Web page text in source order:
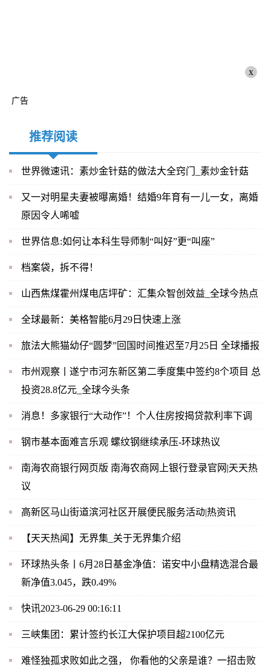
x
广告
推荐阅读
世界微速讯：素炒金针菇的做法大全窍门_素炒金针菇
又一对明星夫妻被曝离婚！结婚9年育有一儿一女，离婚
原因令人唏嘘
世界信息:如何让本科生导师制“叫好”更“叫座”
档案袋，拆不得！
山西焦煤霍州煤电店坪矿：汇集众智创效益_全球今热点
全球最新：美格智能6月29日快速上涨
旅法大熊猫幼仔“圆梦”回国时间推迟至7月25日 全球播报
市州观察丨遂宁市河东新区第二季度集中签约8个项目 总
投资28.8亿元_全球今头条
消息！多家银行“大动作”！个人住房按揭贷款利率下调
钢市基本面难言乐观 螺纹钢继续承压-环球热议
南海农商银行网页版 南海农商网上银行登录官网|天天热
议
高新区马山街道滨河社区开展便民服务活动|热资讯
【天天热闻】无界集_关于无界集介绍
环球热头条丨6月28日基金净值：诺安中小盘精选混合最
新净值3.045，跌0.49%
快讯2023-06-29 00:16:11
三峡集团：累计签约长江大保护项目超2100亿元
难怪独孤求败如此之强， 你看他的父亲是谁？一招击败